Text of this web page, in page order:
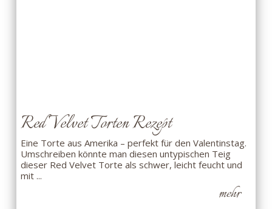
Red Velvet Torten Rezept
Eine Torte aus Amerika – perfekt für den Valentinstag.
Umschreiben könnte man diesen untypischen Teig
dieser Red Velvet Torte als schwer, leicht feucht und
mit ...
mehr